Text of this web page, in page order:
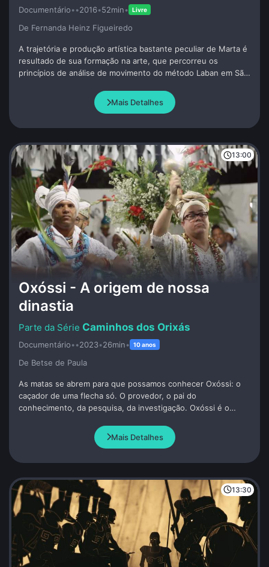
Documentário••2016•52min• Livre
De Fernanda Heinz Figueiredo
A trajetória e produção artística bastante peculiar de Marta é
resultado de sua formação na arte, que percorreu os
princípios de análise de movimento do método Laban em São
Mais Detalhes
13:00
Oxóssi - A origem de nossa
dinastia
Caminhos dos Orixás
Documentário••2023•26min• 10 anos
De Betse de Paula
As matas se abrem para que possamos conhecer Oxóssi: o
caçador de uma flecha só. O provedor, o pai do
conhecimento, da pesquisa, da investigação. Oxóssi é o
para casa, alimento esse que provém de uma caçada de
esperança. Oxóssi é o trabalhador brasileiro que sai para
Mais Detalhes
13:30